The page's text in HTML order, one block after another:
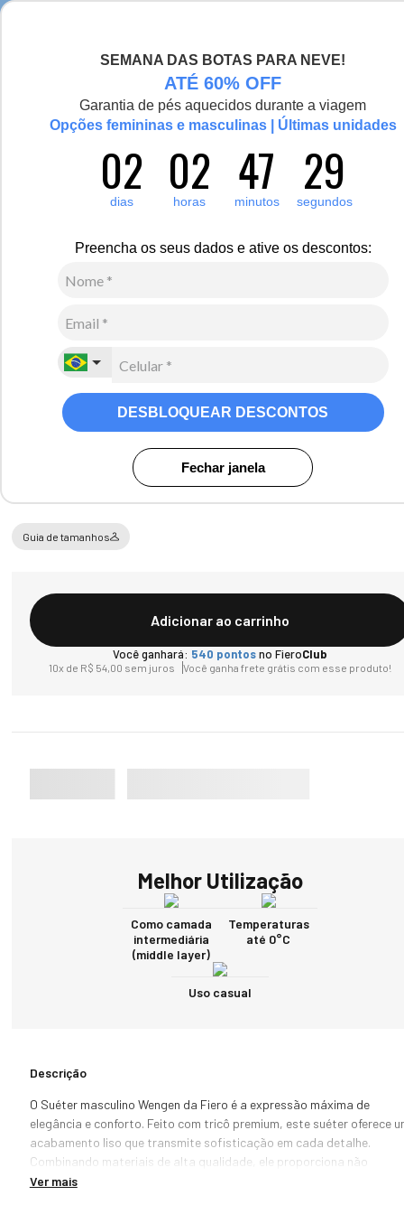
SEMANA DAS BOTAS PARA NEVE!
ATÉ 60% OFF
Garantia de pés aquecidos durante a viagem
Opções femininas e masculinas | Últimas unidades
02
dias 02
horas 47
minutos 29
segundos
Preencha os seus dados e ative os descontos:
DESBLOQUEAR DESCONTOS
Fechar janela
Vídeo
Vestuário Suéter e Tricô
Suéter masculino Wengen gola alta em tricô
00 sem juros
Preto
Guia de tamanhos
Adicionar ao carrinho
Você ganhará: 540 pontosno FieroClub
10x de R$ 54,00 sem juros Você ganha frete grátis com esse produto!
Melhor Utilização
Como camada
intermediária
(middle layer)
Temperaturas
até 0°C
Uso casual
Descrição
O Suéter masculino Wengen da Fiero é a expressão máxima de
elegância e conforto. Feito com tricô premium, este suéter oferece
acabamento liso que transmite sofisticação em cada detalhe.
Combinando materiais de alta qualidade, ele proporciona não
apenas estilo, mas também uma durabilidade incomparável.
Ver mais